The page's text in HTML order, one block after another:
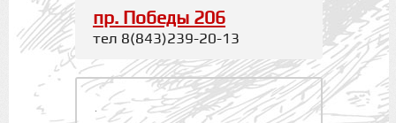
пр. Победы 206
тел 8(843)239-20-13
.